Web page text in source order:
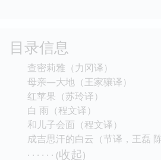
目录信息
查密莉雅（力冈译）
母亲—大地（王家骧译）
红苹果（苏玲译）
白 雨（程文译）
和儿子会面（程文译）
成吉思汗的白云（节译，王磊 陈
· · · · · · (收起)